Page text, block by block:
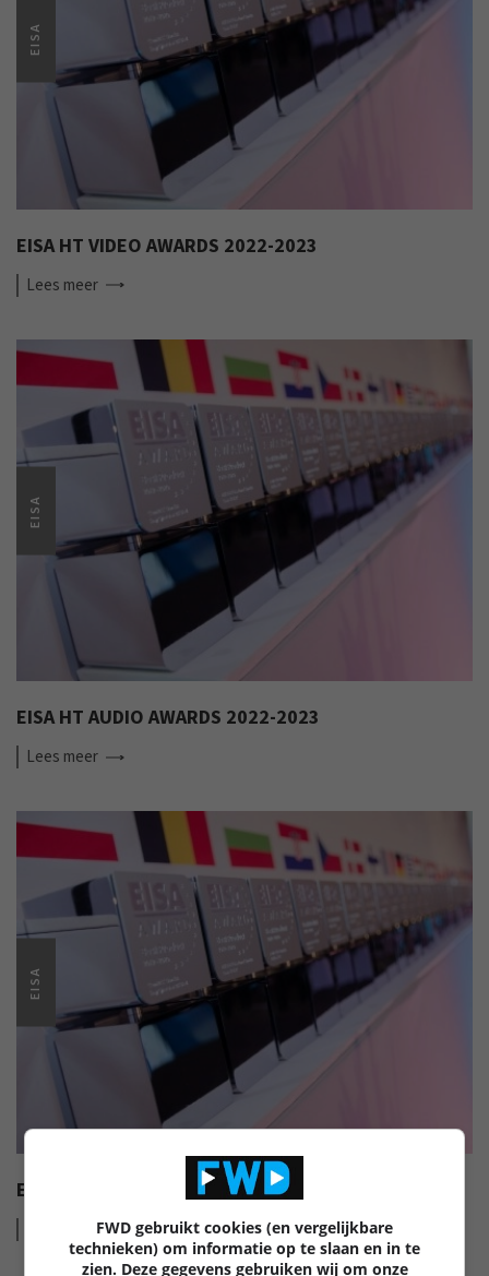
EISA
EISA HT VIDEO AWARDS 2022-2023
Lees meer
EISA
EISA HT AUDIO AWARDS 2022-2023
Lees meer
EISA
EISA HI-FI AWARDS 2022-2023
meerFWD gebruikt cookies (en vergelijkbare
technieken) om informatie op te slaan en in te
zien. Deze gegevens gebruiken wij om onze